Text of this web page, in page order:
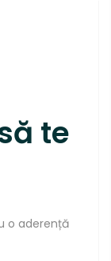
te
o aderență